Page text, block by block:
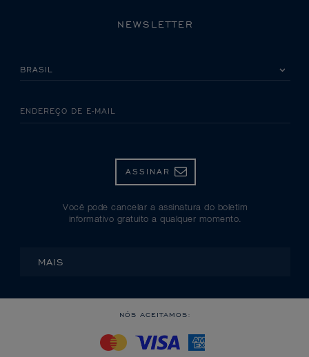
NEWSLETTER
ENDEREÇO DE E-MAIL
ASSINAR
Você pode cancelar a assinatura do boletim
informativo gratuito a qualquer momento.
MAIS
NÓS ACEITAMOS: